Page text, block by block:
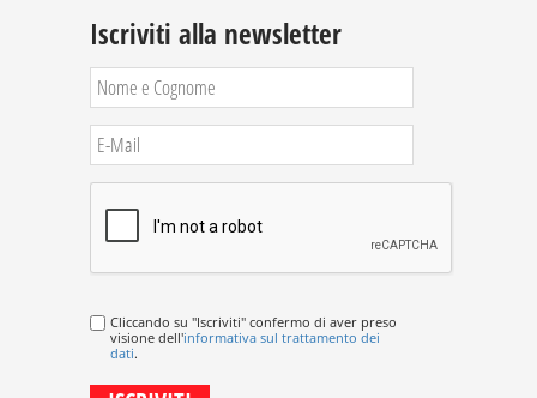
Iscriviti alla newsletter
Cliccando su "Iscriviti" confermo di aver preso
visione dell'informativa sul trattamento dei
dati.